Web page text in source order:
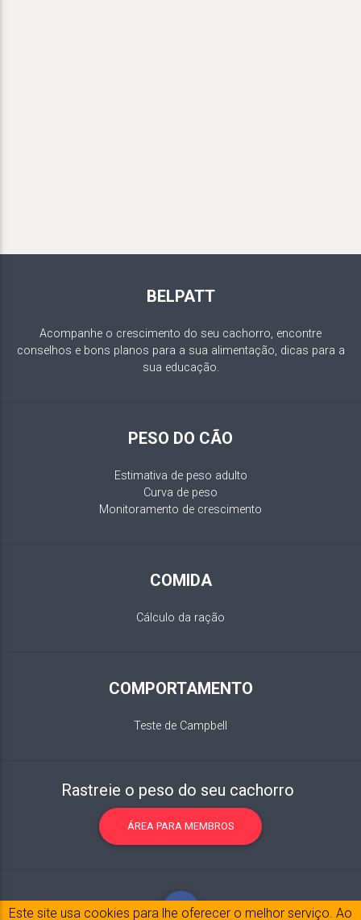
BELPATT
Acompanhe o crescimento do seu cachorro, encontre
conselhos e bons planos para a sua alimentação, dicas para a
sua educação.
PESO DO CÃO
Estimativa de peso adulto
Curva de peso
Monitoramento de crescimento
COMIDA
Cálculo da ração
COMPORTAMENTO
Teste de Campbell
Rastreie o peso do seu cachorro
ÁREA PARA MEMBROS
Este site usa cookies para lhe oferecer o melhor serviço. Ao